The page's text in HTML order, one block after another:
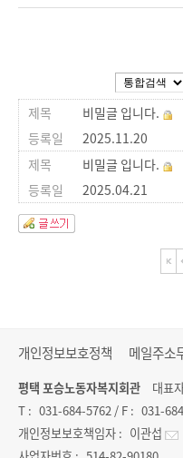
비밀글 입니다.
2025.11.20
비밀글 입니다.
2025.04.21
개인정보보호정책 메일주소
평택 포승노동자복지회관 대표
T : 031-684-5762 / F : 031-
개인정보보호책임자 : 이관섭